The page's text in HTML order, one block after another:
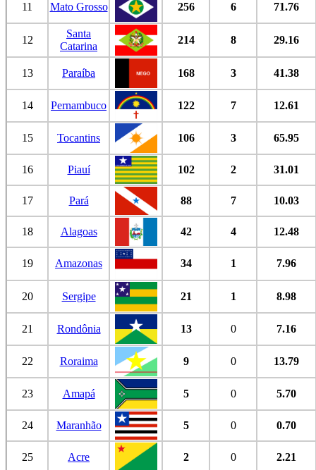
11 Mato Grosso 256 6 71.76
12
Santa
Catarina
214 8 29.16
13 Paraíba 168 3 41.38
14 Pernambuco 122 7 12.61
15 Tocantins 106 3 65.95
16 Piauí 102 2 31.01
17 Pará 88 7 10.03
18 Alagoas 42 4 12.48
19 Amazonas 34 1 7.96
20 Sergipe 21 1 8.98
21 Rondônia 13 0 7.16
22 Roraima 9 0 13.79
23 Amapá 5 0 5.70
24 Maranhão 5 0 0.70
25 Acre 2 0 2.21